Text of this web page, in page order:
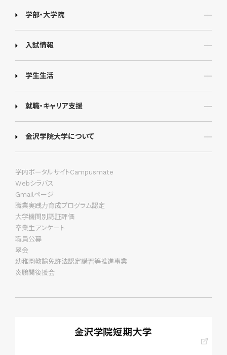
学部・大学院
入試情報
学生生活
就職・キャリア支援
金沢学院大学について
学内ポータルサイトCampusmate
Webシラバス
Gmailページ
職業実践力育成プログラム認定
大学機関別認証評価
卒業生アンケート
職員公募
翠会
幼稚園教諭免許法認定講習等推進事業
炎鵬関後援会